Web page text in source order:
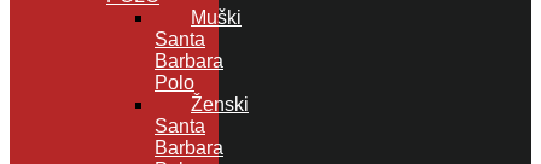
Muški
Santa
Barbara
Polo
Ženski
Santa
Barbara